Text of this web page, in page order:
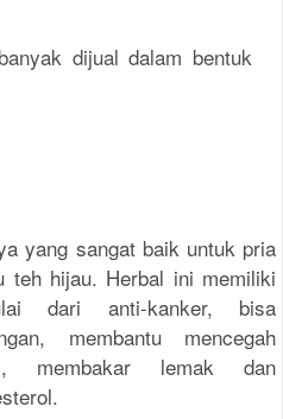
dijual dalam bentuk
yang sangat baik untuk pria
teh hijau. Herbal ini memiliki
dari anti-kanker, bisa
membantu mencegah
membakar lemak dan